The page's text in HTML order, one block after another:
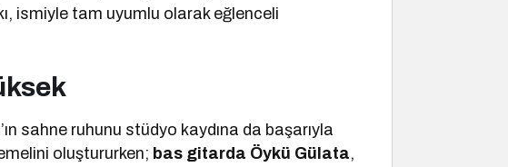
ismiyle tam uyumlu olarak eğlenceli
sahne ruhunu stüdyo kaydına da başarıyla
oluştururken; bas gitarda Öykü Gülata,